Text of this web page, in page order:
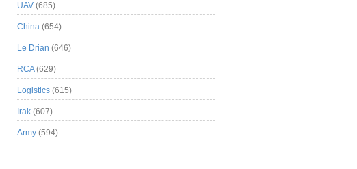
UAV (685)
China (654)
Le Drian (646)
RCA(629)
Logistics (615)
Irak (607)
Army (594)